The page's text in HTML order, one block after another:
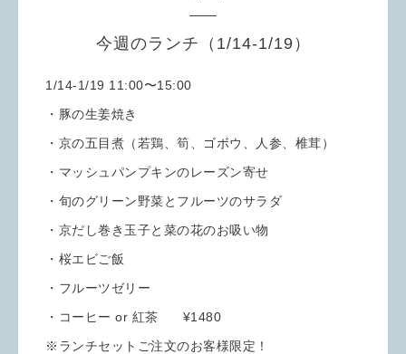
今週のランチ（1/14-1/19）
1/14-1/19 11:00〜15:00
・豚の生姜焼き
・京の五目煮（若鶏、筍、ゴボウ、人参、椎茸）
・マッシュパンプキンのレーズン寄せ
・旬のグリーン野菜とフルーツのサラダ
・京だし巻き玉子と菜の花のお吸い物
・桜エビご飯
・フルーツゼリー
・コーヒー or 紅茶 ¥1480
※ランチセットご注文のお客様限定！